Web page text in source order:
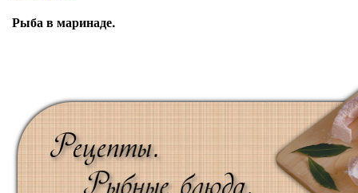
Рыба в маринаде.